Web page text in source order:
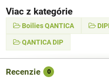
Viac z kategórie
Boilies QANTICA
QANTICA DIP
Recenzie 0